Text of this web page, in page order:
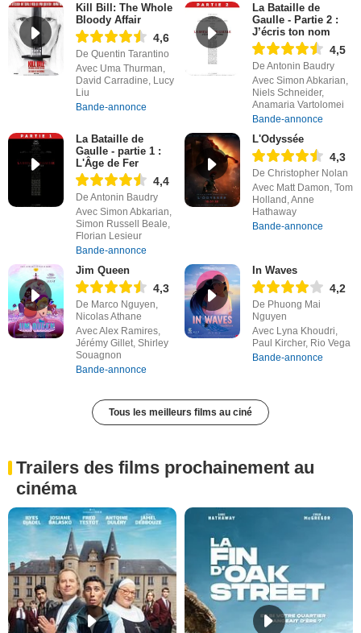
Kill Bill: The Whole
Bloody Affair
4,6
De Quentin Tarantino
Avec Uma Thurman,
David Carradine, Lucy
Liu
Bande-annonce
La Bataille de
Gaulle - Partie 2 :
J’écris ton nom
4,5
De Antonin Baudry
Avec Simon Abkarian,
Niels Schneider,
Anamaria Vartolomei
Bande-annonce
La Bataille de
Gaulle - partie 1 :
L'Âge de Fer
4,4
De Antonin Baudry
Avec Simon Abkarian,
Simon Russell Beale,
Florian Lesieur
Bande-annonce
L'Odyssée
4,3
De Christopher Nolan
Avec Matt Damon, Tom
Holland, Anne
Hathaway
Bande-annonce
Jim Queen
4,3
De Marco Nguyen,
Nicolas Athane
Avec Alex Ramires,
Jérémy Gillet, Shirley
Souagnon
Bande-annonce
In Waves
4,2
De Phuong Mai
Nguyen
Avec Lyna Khoudri,
Paul Kircher, Rio Vega
Bande-annonce
Tous les meilleurs films au ciné
Trailers des films prochainement au
cinéma